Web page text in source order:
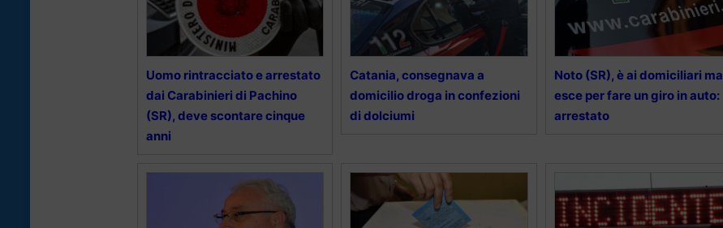
Uomo rintracciato e arrestato
dai Carabinieri di Pachino
(SR), deve scontare cinque
anni
Catania, consegnava a
domicilio droga in confezioni
di dolciumi
Noto (SR), è ai domiciliari ma
esce per fare un giro in auto:
arrestato